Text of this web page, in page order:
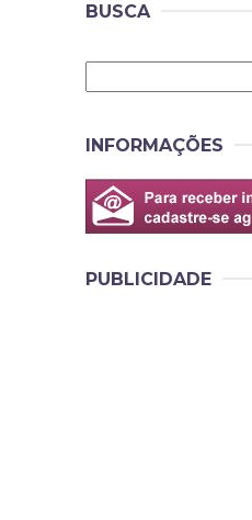
BUSCA
INFORMAÇÕES
PUBLICIDADE